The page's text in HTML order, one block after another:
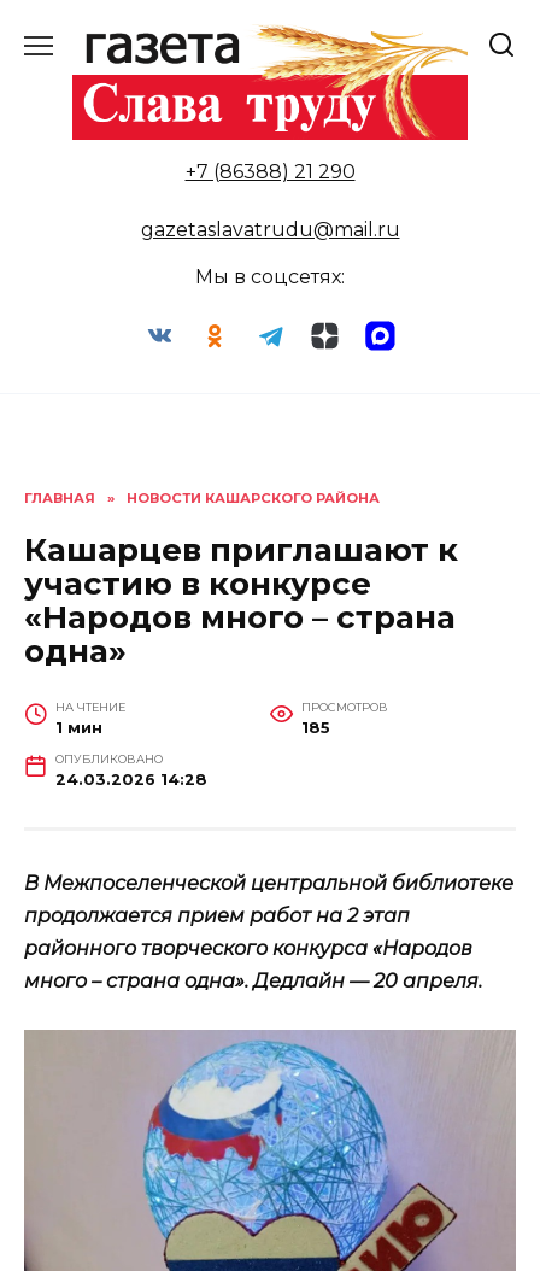
содержанию
+7 (86388) 21 290
gazetaslavatrudu@mail.ru
Мы в соцсетях:
ГЛАВНАЯ » НОВОСТИ КАШАРСКОГО РАЙОНА
Кашарцев приглашают к
участию в конкурсе
«Народов много – страна
одна»
НА ЧТЕНИЕ
1 мин
ПРОСМОТРОВ
185
ОПУБЛИКОВАНО
24.03.2026 14:28
В Межпоселенческой центральной библиотеке
продолжается прием работ на 2 этап
районного творческого конкурса «Народов
много – страна одна». Дедлайн — 20 апреля.